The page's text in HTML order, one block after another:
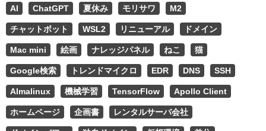
AI ChatGPT 夏休み モリサワ M2
チャットボット WSL2 リニューアル ドメイン
Mac mini 絵画 ナレッジパネル ねこ 猫
Google検索 トレンドマイクロ EDR DNS SSH
Almalinux 機械学習 TensorFlow Apollo Client
ホームページ 企画書 レンタルサーバ会社